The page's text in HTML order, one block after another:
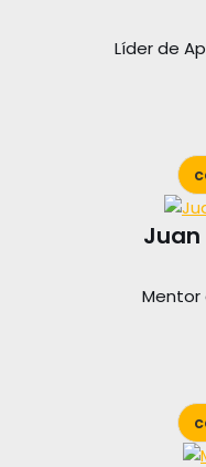
Líder de
Juan
Mentor